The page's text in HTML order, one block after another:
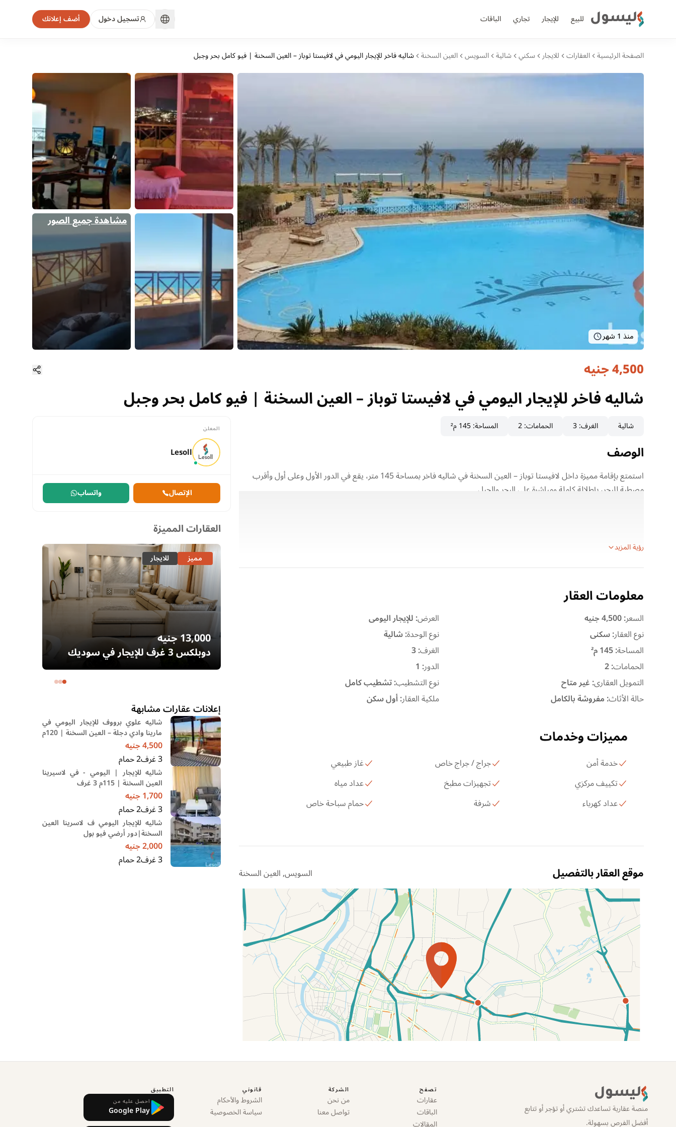
ليسول للبيع للإيجار تجاري الباقات تسجيل دخول أضف إعلانك
الصفحة الرئيسية العقارات للايجار سكني شالية السويس العين السخنة شاليه فاخر للإيجار اليومي في لافيستا توباز – العين السخنة | فيو كامل بحر وجبل
منذ 1 شهر
مشاهدة جميع الصور
شاليه فاخر للإيجار اليومي في لافيستا توباز – العين السخنة | فيو كامل بحر وجبل
السويس, العين السخنة
4,500 جنيه
شاليه فاخر للإيجار اليومي في لافيستا توباز – العين السخنة | فيو كامل بحر وجبل
شالية الغرف:
3 الحمامات:
2 المساحة:145 م²
الوصف
استمتع بإقامة مميزة داخل لافيستا توباز – العين السخنة في شاليه فاخر بمساحة 145 متر، يقع في الدور الأول وعلى أول وأقرب
مصطبة للبحر، بإطلالة كاملة ومباشرة على البحر والجبل.
رؤية المزيد
معلومات العقار
السعر:4,500 جنيه العرض:للإيجار اليومى
نوع العقار:سكنى نوع الوحدة:شالية
المساحة:145 م² الغرف:
3
الحمامات:
2 الدور:
1
التمويل العقارى:غير متاح نوع التشطيب:تشطيب كامل
حالة الأثاث:مفروشة بالكامل ملكية العقار:أول سكن
مميزات وخدمات
خدمة أمن جراج / جراج خاص
غاز طبيعي
تكييف مركزي
تجهيزات مطبخ
عداد مياه
عداد كهرباء
شرفة حمام سباحة خاص
موقع العقار بالتفصيل السويس, العين السخنة
الموقع عل الخريطة
المعلن
Lesoll
الإتصال واتساب
العقارات المميزة
مميز للايجار
13,000جنيه
دوبلكس 3 غرف للإيجار في سوديك
إيستاون – التجمع الخامس | غرفة ناني
إعلانات عقارات مشابهة
شاليه علوي برووف للإيجار اليومي في
مارينا وادي دجلة – العين السخنة | 120م
و3 غرف
4,500جنيه
3غرف2حمام
شاليه للإيجار | اليومي - في لاسيرينا
العين السخنة | 115م 3 غرف
1,700جنيه
3غرف2حمام
شاليه للإيجار اليومي ف لاسرينا العين
السخنة|دور أرضي فيو بول
2,000جنيه
3غرف2حمام
ليسول
منصة عقارية تساعدك تشتري أو تؤجر أو تتابع
أفضل الفرص بسهولة.
تصفح
عقارات
الباقات
الشركة
من نحن
تواصل معنا
قانوني
الشروط والأحكام
سياسة الخصوصية
التطبيق
احصل عليه من
Google Play